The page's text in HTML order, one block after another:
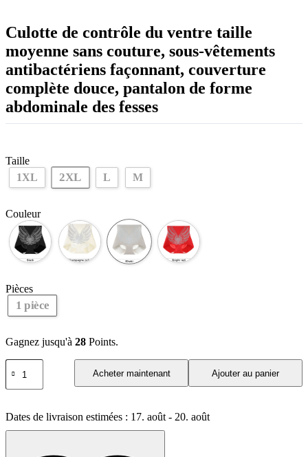
Culotte de contrôle du ventre taille
moyenne sans couture, sous-vêtements
antibactériens façonnant, couverture
complète douce, pantalon de forme
abdominale des fesses
Taille
1XL
2XL L M
Couleur
Pièces
1 pièce
Gagnez jusqu'à 28 Points.
quantité
de
Culotte
contrôle
Acheter maintenant Ajouter au panier
Dates de livraison estimées : 17. août - 20. août